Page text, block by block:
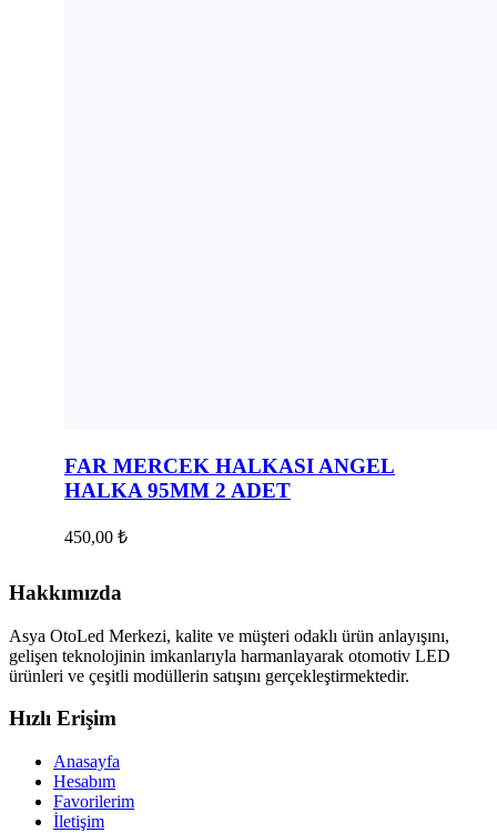
FAR MERCEK HALKASI ANGEL
HALKA 95MM 2 ADET
450,00 ₺
Hakkımızda
Asya OtoLed Merkezi, kalite ve müşteri odaklı ürün anlayışını,
gelişen teknolojinin imkanlarıyla harmanlayarak otomotiv LED
ürünleri ve çeşitli modüllerin satışını gerçekleştirmektedir.
Hızlı Erişim
Anasayfa
Hesabım
Favorilerim
İletişim